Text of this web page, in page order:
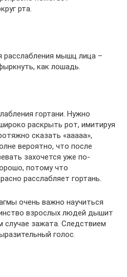
рта.
расслабления мышц лица –
как лошадь.
гортани. Нужно
раскрыть рот, имитируя
сказать «ааааа»,
вероятно, что после
захочется уже по-
потому что
расслабляет гортань.
очень важно научиться
взрослых людей дышит
случае зажата. Следствием
голос.